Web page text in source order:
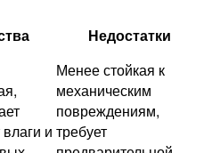
Недостатки
и
Менее стойкая к
механическим
повреждениям,
требует